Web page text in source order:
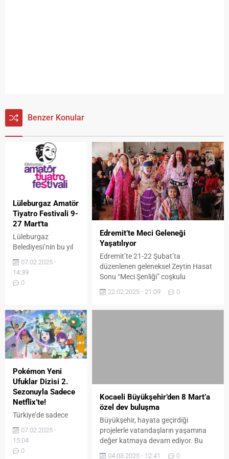
Benzer Konular
Lüleburgaz Amatör
Tiyatro Festivali 9-
27 Mart'ta
Lüleburgaz
Belediyesi’nin bu yıl
düzenleyeceği
Tiyatro Festivali, 9-
tarihleri arasında
gerçekleştirilecek.
Yaklaşık 1 ay
sürecek festivalde
Lüleburgaz’dan ve
Türkiye’nin farklı
şehirlerinden ekipler
gösterilerini
sunacak. Lüleburgaz
Belediyesi’nin
birincisini
düzenleyeceği
Lüleburgaz Amatör
Tiyatro Festivali, 9-
27 Mart 2025
07.02.2025 -
14:39
0
Edremit’te Meci Geleneği
Yaşatılıyor
Edremit’te 21-22 Şubat’ta
düzenlenen geleneksel Zeytin Hasat
Sonu “Meci Şenliği” coşkulu
Şenliği’nin 2. gününde “Geleneksel
22.02.2025 - 21:09 0
Pokémon Yeni
Ufuklar Dizisi 2.
Sezonuyla Sadece
Netflix’te!
Türkiye’de sadece
yayınlanan Pokémon
“Laqua’yı Arayış”
07.02.2025 -
15:04
0
Kocaeli Büyükşehir’den 8 Mart’a
özel dev buluşma
Büyükşehir, hayata geçirdiği
projelerle vatandaşların yaşamına
değer katmaya devam ediyor. Bu
04.03.2025 - 12:41 0